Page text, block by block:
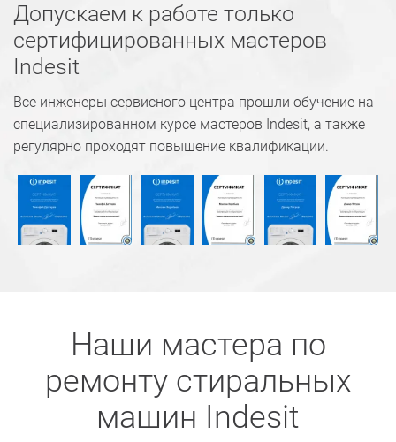
Допускаем к работе только
сертифицированных мастеров
Indesit
Все инженеры сервисного центра прошли обучение на
специализированном курсе мастеров Indesit, а также
регулярно проходят повышение квалификации.
Наши мастера по
ремонту стиральных
машин Indesit